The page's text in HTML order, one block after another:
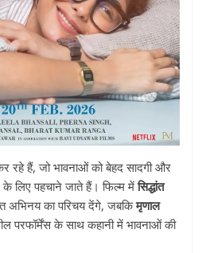
रहे हैं, जो भावनाओं को बेहद सादगी और
के लिए पहचाने जाते हैं। फिल्म मेंसिद्धांत
अभिनय का परिचय देंगे, जबकिमृणाल
के साथ कहानी में भावनाओं की